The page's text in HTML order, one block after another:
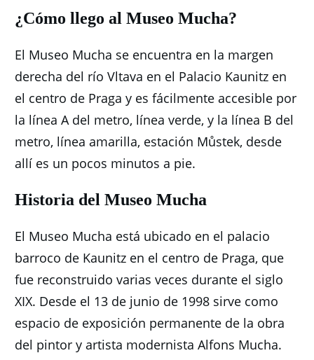
¿Cómo llego al Museo Mucha?
El Museo Mucha se encuentra en la margen
derecha del río Vltava en el Palacio Kaunitz en
el centro de Praga y es fácilmente accesible por
la línea A del metro, línea verde, y la línea B del
metro, línea amarilla, estación Můstek, desde
allí es un pocos minutos a pie.
Historia del Museo Mucha
El Museo Mucha está ubicado en el palacio
barroco de Kaunitz en el centro de Praga, que
fue reconstruido varias veces durante el siglo
XIX. Desde el 13 de junio de 1998 sirve como
espacio de exposición permanente de la obra
del pintor y artista modernista Alfons Mucha.